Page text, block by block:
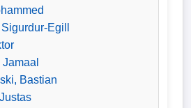
Egill
Bastian